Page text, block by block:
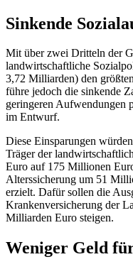
Sinkende
Mit über zwei Dritteln der
landwirtschaftliche
3,72 Milliarden) den
führe jedoch die sinkende
geringeren Aufwendungen
im Entwurf.
Diese Einsparungen
Träger der
Euro auf 175 Millionen
Alterssicherung um 51
erzielt. Dafür sollen die
Krankenversicherung der
Milliarden Euro steigen.
Weniger Geld